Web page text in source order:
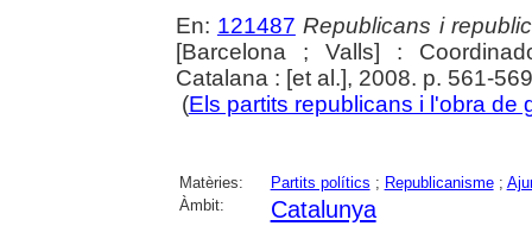
En: 121487 Republicans i
[Barcelona ; Valls] :
Catalana : [et al.], 2008. p. 561-569
(Els partits republicans i l'obra de
Matèries: Partits polítics ; Republicanisme;
Àmbit:
Catalunya